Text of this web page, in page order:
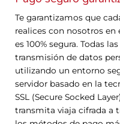
Te garantizamos que
realices con nosotros en
es 100% segura. Todas
transmisión de datos
utilizando un entorno
servidor basado en la
SSL (Secure Socked
transmita viaja cifrada a